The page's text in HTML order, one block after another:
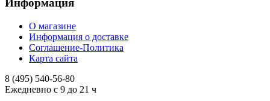
Информация
О магазине
Информация о доставке
Соглашение-Политика
Карта сайта
8 (495) 540-56-80
Ежедневно с 9 до 21 ч